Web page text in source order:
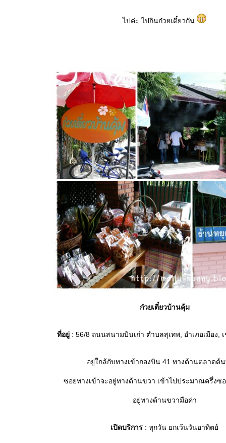
ไปค่ะ ไปกินก๋วยเตี๋ยวกัน
ก๋วยเตี๋ยวบ้านคุ้ม
ที่อยู่ : 56/8 ถนนสนามบินเก่า ตำบลสุเทพ, อำเภอเมือง,
อยู่ใกล้กับทางเข้ากองบิน 41 ทางด้านตลาดต้
ซอยทางเข้าจะอยู่ทางด้านขวา เข้าไปประมาณครึ่งซ
อยู่ทางด้านขวามือค่า
เปิดบริการ : ทุกวัน ยกเว้นวันอาทิตย์